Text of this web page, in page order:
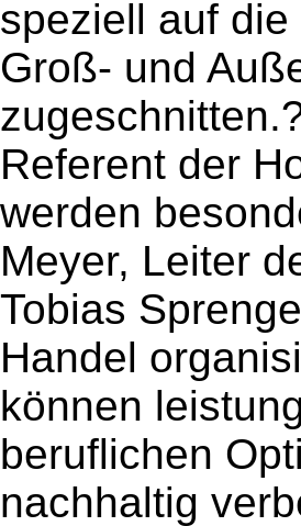
speziell auf
Groß- und
Referent der
werden
Meyer, Leiter
Tobias
Handel
können
beruflichen
nachhaltig